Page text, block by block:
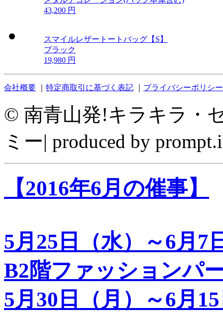
43,200 円
スマイルレザートートバッグ【S】
ブラック
19,980 円
会社概要 特定商取引に基づく表記 プライバシーポリシー
© 南青山発!キラキラ・
ミー| produced by
【2016年6月の催事】
5月25日（水）～6月7
B2階ファッションパ
5月30日（月）～6月